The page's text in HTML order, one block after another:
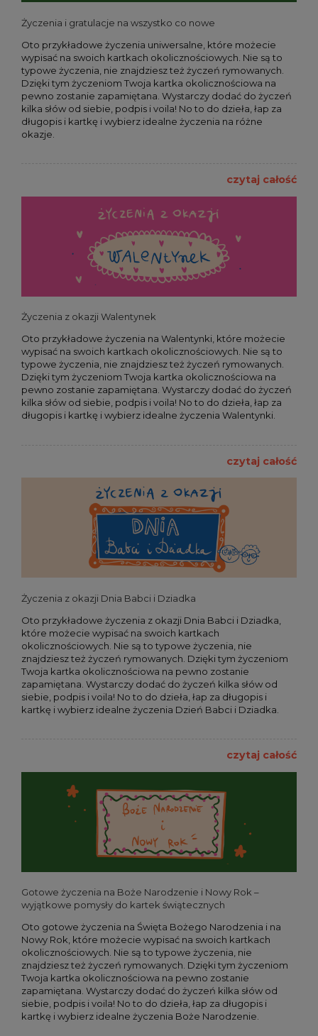
Życzenia i gratulacje na wszystko co nowe
Oto przykładowe życzenia uniwersalne, które możecie
wypisać na swoich kartkach okolicznościowych. Nie są to
typowe życzenia, nie znajdziesz też życzeń rymowanych.
Dzięki tym życzeniom Twoja kartka okolicznościowa na
pewno zostanie zapamiętana. Wystarczy dodać do życzeń
kilka słów od siebie, podpis i voila! No to do dzieła, łap za
długopis i kartkę i wybierz idealne życzenia na różne
okazje.
czytaj całość
Życzenia z okazji Walentynek
Oto przykładowe życzenia na Walentynki, które możecie
wypisać na swoich kartkach okolicznościowych. Nie są to
typowe życzenia, nie znajdziesz też życzeń rymowanych.
Dzięki tym życzeniom Twoja kartka okolicznościowa na
pewno zostanie zapamiętana. Wystarczy dodać do życzeń
kilka słów od siebie, podpis i voila! No to do dzieła, łap za
długopis i kartkę i wybierz idealne życzenia Walentynki.
czytaj całość
Życzenia z okazji Dnia Babci i Dziadka
Oto przykładowe życzenia z okazji Dnia Babci i Dziadka,
które możecie wypisać na swoich kartkach
okolicznościowych. Nie są to typowe życzenia, nie
znajdziesz też życzeń rymowanych. Dzięki tym życzeniom
Twoja kartka okolicznościowa na pewno zostanie
zapamiętana. Wystarczy dodać do życzeń kilka słów od
siebie, podpis i voila! No to do dzieła, łap za długopis i
kartkę i wybierz idealne życzenia Dzień Babci i Dziadka.
czytaj całość
Gotowe życzenia na Boże Narodzenie i Nowy Rok –
wyjątkowe pomysły do kartek świątecznych
Oto gotowe życzenia na Święta Bożego Narodzenia i na
Nowy Rok, które możecie wypisać na swoich kartkach
okolicznościowych. Nie są to typowe życzenia, nie
znajdziesz też życzeń rymowanych. Dzięki tym życzeniom
Twoja kartka okolicznościowa na pewno zostanie
zapamiętana. Wystarczy dodać do życzeń kilka słów od
siebie, podpis i voila! No to do dzieła, łap za długopis i
kartkę i wybierz idealne życzenia Boże Narodzenie.